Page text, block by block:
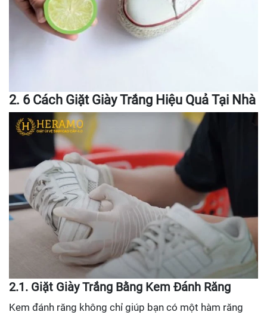
2. 6 Cách Giặt Giày Trắng Hiệu Quả Tại Nhà
2.1. Giặt Giày Trắng Bằng Kem Đánh Răng
Kem đánh răng không chỉ giúp bạn có một hàm răng